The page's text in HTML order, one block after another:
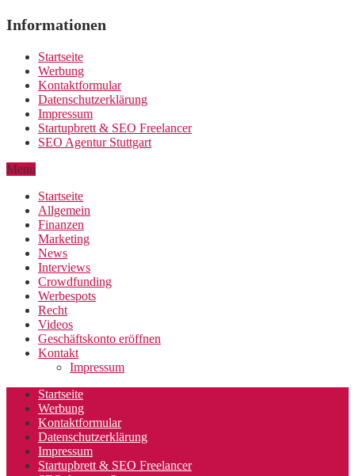
Informationen
Startseite
Werbung
Kontaktformular
Datenschutzerklärung
Impressum
Startupbrett & SEO Freelancer
SEO Agentur Stuttgart
Menu
Startseite
Allgemein
Finanzen
Marketing
News
Interviews
Crowdfunding
Werbespots
Recht
Videos
Geschäftskonto eröffnen
Kontakt
Impressum
Startseite
Werbung
Kontaktformular
Datenschutzerklärung
Impressum
Startupbrett & SEO Freelancer